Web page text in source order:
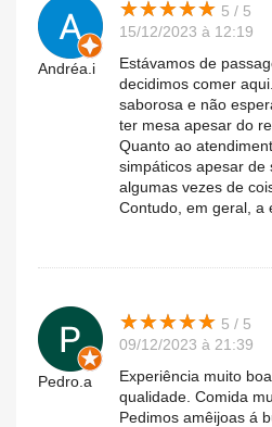
Andréa.i
★★★★★
★★★★★ 5 / 5
15/12/2023 à 12:19
Estávamos de
decidimos comer
saborosa e não
ter mesa apesar do
Quanto ao
simpáticos apesar de
algumas vezes de
Contudo, em geral, a
Pedro.a
★★★★★
★★★★★ 5 / 5
09/12/2023 à 21:39
Experiência muito
qualidade. Comida
Pedimos amêijoas á